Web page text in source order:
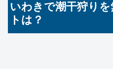
いわきで潮干狩り
トは？